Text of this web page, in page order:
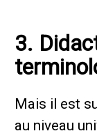
3.
Mais il est
au niveau